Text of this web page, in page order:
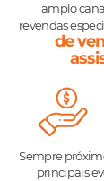
amplo
revendas
de
Sempre
principais